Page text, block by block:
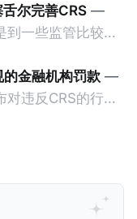
尔完善CRS —
到一些监管比较松
透过提供错误的
居民地的税务机
一定是有意为之，
有足够的资源及
支持，让目前机关
CARF，避免造
的金融机构罚款 —
违反CRS的行为
联酋的阿布扎比
。在新闻稿中，
布对23家实体处